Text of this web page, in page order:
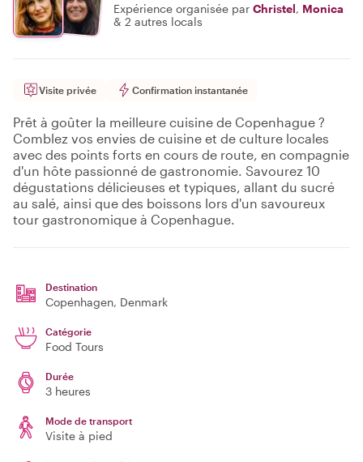
Expérience organisée par Christel, Monica
& 2 autres locals
Visite privée Confirmation instantanée
Prêt à goûter la meilleure cuisine de Copenhague ?
Comblez vos envies de cuisine et de culture locales
avec des points forts en cours de route, en compagnie
d'un hôte passionné de gastronomie. Savourez 10
dégustations délicieuses et typiques, allant du sucré
au salé, ainsi que des boissons lors d'un savoureux
tour gastronomique à Copenhague.
Destination
Copenhagen, Denmark
Catégorie
Food Tours
Durée
3 heures
Mode de transport
Visite à pied